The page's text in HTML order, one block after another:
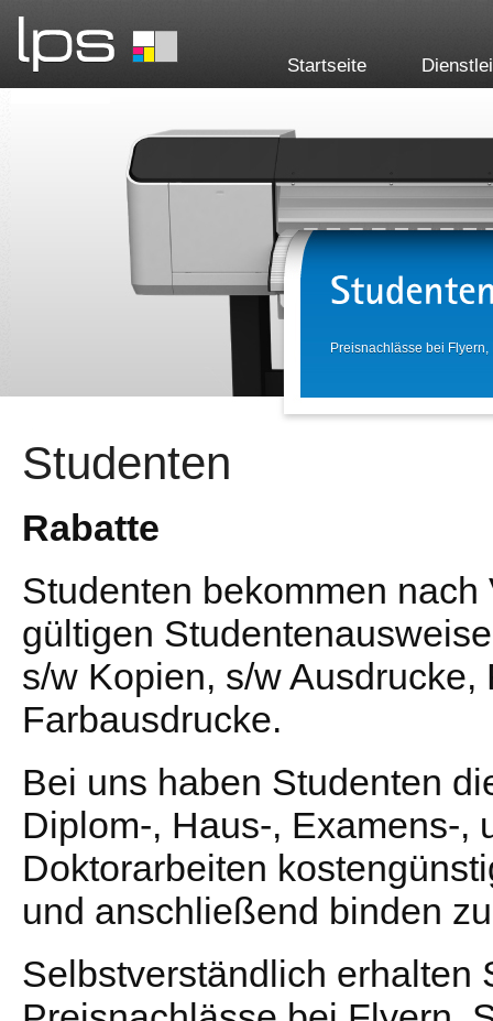
Startseite
Preisnachlässe bei
Studenten
Rabatte
Studenten bekommen nach
gültigen
s/w Kopien, s/w Ausdrucke,
Farbausdrucke.
Bei uns haben Studenten
Diplom-, Haus-, Examens-,
Doktorarbeiten
und anschließend binden
Selbstverständlich erhalten